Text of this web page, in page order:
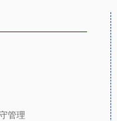
管理